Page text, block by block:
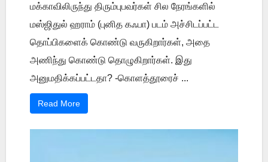
மக்காவிலிருந்து திரும்புபவர்கள் சில நேரங்களில்
மஸ்ஜிதுல் ஹராம் (புனித கஃபா) படம் அச்சிடப்பட்ட
தொப்பிகளைக் கொண்டு வருகிறார்கள், அதை
அணிந்து கொண்டு தொழுகிறார்கள். இது
அனுமதிக்கப்பட்டதா? -கொளத்தூரைச் ...
Read More